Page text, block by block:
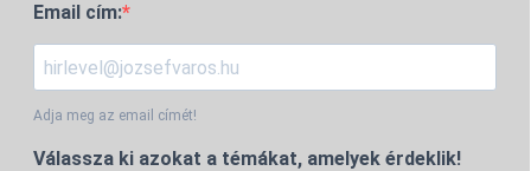
Email cím:
Adja meg az email címét!
Válassza ki azokat a témákat, amelyek érdeklik!